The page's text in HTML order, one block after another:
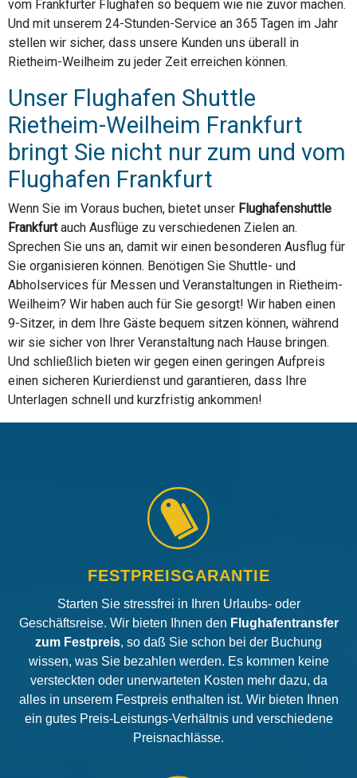
vom Frankfurter Flughafen so bequem wie nie zuvor machen.
Und mit unserem 24-Stunden-Service an 365 Tagen im Jahr
stellen wir sicher, dass unsere Kunden uns überall in
Rietheim-Weilheim zu jeder Zeit erreichen können.
Unser Flughafen Shuttle
Rietheim-Weilheim Frankfurt
bringt Sie nicht nur zum und vom
Flughafen Frankfurt
Wenn Sie im Voraus buchen, bietet unser Flughafenshuttle
Frankfurtauch Ausflüge zu verschiedenen Zielen an.
Sprechen Sie uns an, damit wir einen besonderen Ausflug für
Sie organisieren können. Benötigen Sie Shuttle- und
Abholservices für Messen und Veranstaltungen in Rietheim-
Weilheim? Wir haben auch für Sie gesorgt! Wir haben einen
9-Sitzer, in dem Ihre Gäste bequem sitzen können, während
wir sie sicher von Ihrer Veranstaltung nach Hause bringen.
Und schließlich bieten wir gegen einen geringen Aufpreis
einen sicheren Kurierdienst und garantieren, dass Ihre
Unterlagen schnell und kurzfristig ankommen!
FESTPREISGARANTIE
Starten Sie stressfrei in Ihren Urlaubs- oder
Geschäftsreise. Wir bieten Ihnen den Flughafentransfer
zum Festpreis, so daß Sie schon bei der Buchung
wissen, was Sie bezahlen werden. Es kommen keine
versteckten oder unerwarteten Kosten mehr dazu, da
alles in unserem Festpreis enthalten ist. Wir bieten Ihnen
ein gutes Preis-Leistungs-Verhältnis und verschiedene
Preisnachlässe.